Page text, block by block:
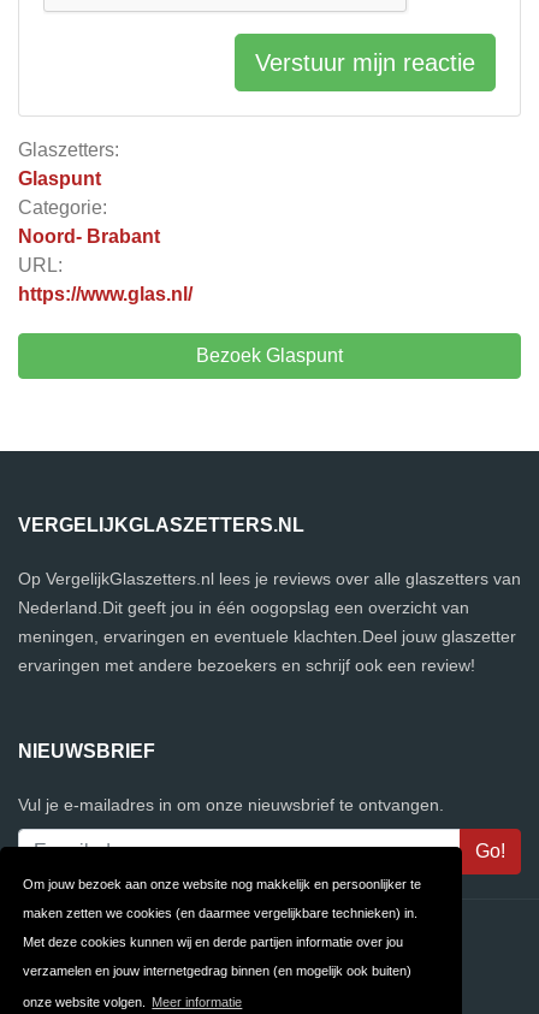
Om jouw bezoek aan onze website nog makkelijk en persoonlijker te
maken zetten we cookies (en daarmee vergelijkbare technieken) in.
Met deze cookies kunnen wij en derde partijen informatie over jou
verzamelen en jouw internetgedrag binnen (en mogelijk ook buiten)
onze website volgen. Meer informatie
Glaszetters:
Glaspunt
Categorie:
Noord- Brabant
URL:
https://www.glas.nl/
Bezoek Glaspunt
Verstuur mijn reactie
VERGELIJKGLASZETTERS.NL
Op VergelijkGlaszetters.nl lees je reviews over alle glaszetters van
Nederland.Dit geeft jou in één oogopslag een overzicht van
meningen, ervaringen en eventuele klachten.Deel jouw glaszetter
ervaringen met andere bezoekers en schrijf ook een review!
NIEUWSBRIEF
Vul je e-mailadres in om onze nieuwsbrief te ontvangen.
Contact Privacy
Algemene FAQ